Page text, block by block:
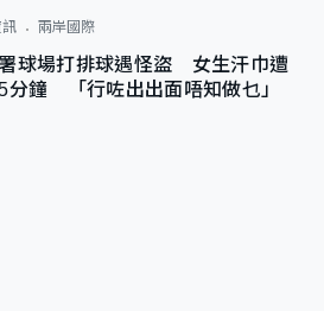
兩岸國際
球場打排球遇怪盜 女生汗巾遭
分鐘 「行咗出出面唔知做乜」